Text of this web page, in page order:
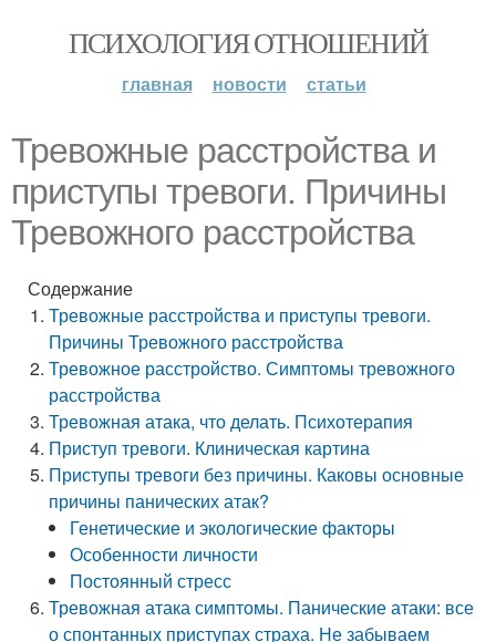
ПСИХОЛОГИЯ ОТНОШЕНИЙ
главная новости статьи
Тревожные расстройства и
приступы тревоги. Причины
Тревожного расстройства
Содержание
Тревожные расстройства и приступы тревоги.
Причины Тревожного расстройства
Тревожное расстройство. Симптомы тревожного
расстройства
Тревожная атака, что делать. Психотерапия
Приступ тревоги. Клиническая картина
Приступы тревоги без причины. Каковы основные
причины панических атак?
Генетические и экологические факторы
Особенности личности
Постоянный стресс
Тревожная атака симптомы. Панические атаки: все
о спонтанных приступах страха. Не забываем